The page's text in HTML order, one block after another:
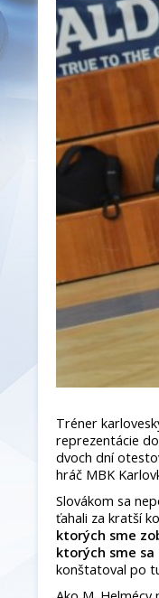
Tréner
reprezentácie
dvoch dní
hráč MBK
Slovákom sa
ťahali za kratší
ktorých sme
ktorých sme
konštatoval po